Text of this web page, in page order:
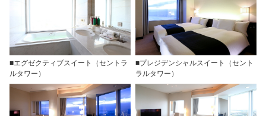
■エグゼクティブスイート（セントラ
ルタワー）
■プレジデンシャルスイート（セント
ラルタワー）